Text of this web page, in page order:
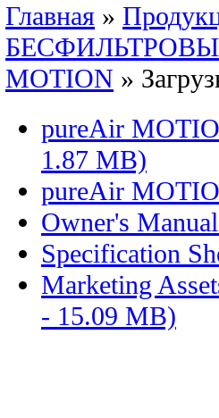
Главная »
MOTION »
pureAir
1.87 MB)
pureAir
Owner's
Specification
Marketing
- 15.09 MB)